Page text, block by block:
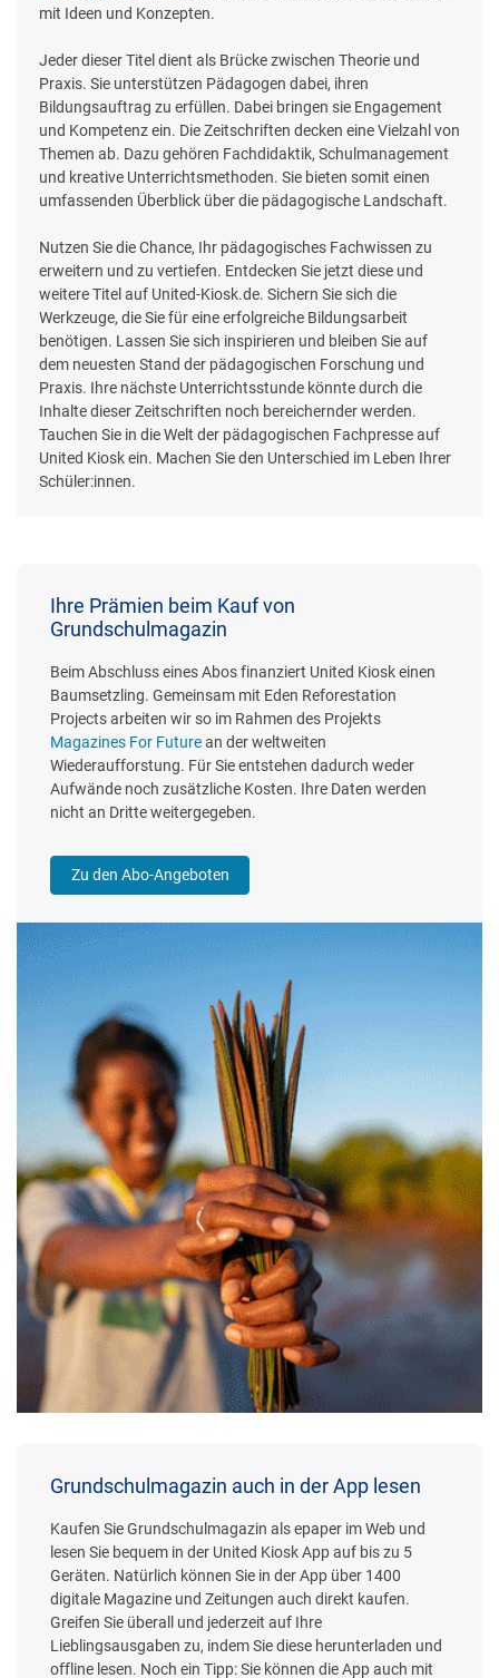
mit Ideen und Konzepten.
Jeder dieser Titel dient als Brücke zwischen Theorie und
Praxis. Sie unterstützen Pädagogen dabei, ihren
Bildungsauftrag zu erfüllen. Dabei bringen sie Engagement
und Kompetenz ein. Die Zeitschriften decken eine Vielzahl von
Themen ab. Dazu gehören Fachdidaktik, Schulmanagement
und kreative Unterrichtsmethoden. Sie bieten somit einen
umfassenden Überblick über die pädagogische Landschaft.
Nutzen Sie die Chance, Ihr pädagogisches Fachwissen zu
erweitern und zu vertiefen. Entdecken Sie jetzt diese und
weitere Titel auf United-Kiosk.de. Sichern Sie sich die
Werkzeuge, die Sie für eine erfolgreiche Bildungsarbeit
benötigen. Lassen Sie sich inspirieren und bleiben Sie auf
dem neuesten Stand der pädagogischen Forschung und
Praxis. Ihre nächste Unterrichtsstunde könnte durch die
Inhalte dieser Zeitschriften noch bereichernder werden.
Tauchen Sie in die Welt der pädagogischen Fachpresse auf
United Kiosk ein. Machen Sie den Unterschied im Leben Ihrer
Schüler:innen.
Ihre Prämien beim Kauf von
Grundschulmagazin
Beim Abschluss eines Abos finanziert United Kiosk einen
Baumsetzling. Gemeinsam mit Eden Reforestation
Projects arbeiten wir so im Rahmen des Projekts
Magazines For Futurean der weltweiten
Wiederaufforstung. Für Sie entstehen dadurch weder
Aufwände noch zusätzliche Kosten. Ihre Daten werden
nicht an Dritte weitergegeben.
Zu den Abo-Angeboten
Grundschulmagazin auch in der App lesen
Kaufen Sie Grundschulmagazin als epaper im Web und
lesen Sie bequem in der United Kiosk App auf bis zu 5
Geräten. Natürlich können Sie in der App über 1400
digitale Magazine und Zeitungen auch direkt kaufen.
Greifen Sie überall und jederzeit auf Ihre
Lieblingsausgaben zu, indem Sie diese herunterladen und
offline lesen. Noch ein Tipp: Sie können die App auch mit